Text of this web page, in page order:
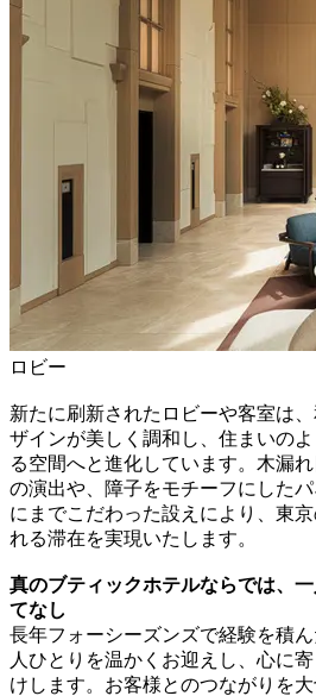
ロビー
新たに刷新されたロビーや客室は
ザインが美しく調和し、住まいの
る空間へと進化しています。木漏
の演出や、障子をモチーフにした
にまでこだわった設えにより、東
れる滞在を実現いたします。
真のブティックホテルならでは、
てなし
長年フォーシーズンズで経験を積
人ひとりを温かくお迎えし、心に
けします。お客様とのつながりを